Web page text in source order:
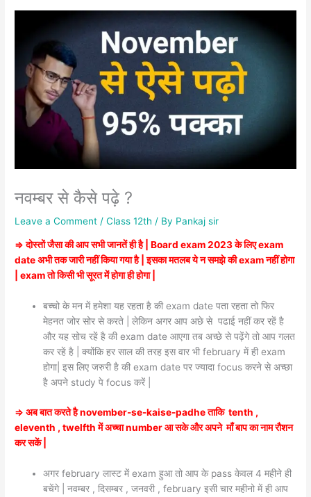
नवम्बर से कैसे पढ़े ?
Leave a Comment /Class 12th / By Pankaj sir
⇒ दोस्तों जैसा की आप सभी जानतें ही है | Board exam 2023 के लिए exam
date अभी तक जारी नहीं किया गया है | इसका मतलब ये न समझे की exam नहीं होगा
| exam तो किसी भी सूरत में होगा ही होगा |
बच्चो के मन में हमेशा यह रहता है की exam date पता रहता तो फिर
मेहनत जोर सोर से करते | लेकिन अगर आप अछे से पढाई नहीं कर रहें है
और यह सोच रहें है की exam date आएगा तब अच्छे से पढ़ेंगे तो आप गलत
कर रहें है | क्योंकि हर साल की तरह इस वार भी february में ही exam
होगा| इस लिए जरुरी है की exam date पर ज्यादा focus करने से अच्छा
है अपने study पे focus करें |
⇒ अब बात करते है november-se-kaise-padhe ताकि tenth ,
eleventh , twelfth में अच्चा number आ सके और अपने माँ बाप का नाम रौशन
कर सकें |
अगर february लास्ट में exam हुआ तो आप के pass केवल 4 महीने ही
बचेंगे | नवम्बर , दिसम्बर , जनवरी , february इसी चार महीनो में ही आप